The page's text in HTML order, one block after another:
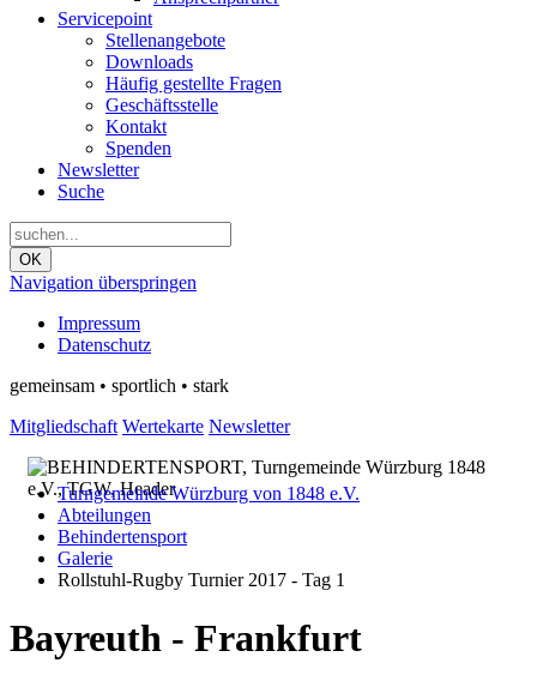
Servicepoint
Stellenangebote
Downloads
Häufig gestellte Fragen
Geschäftsstelle
Kontakt
Spenden
Newsletter
Suche
OK
Navigation überspringen
Impressum
Datenschutz
gemeinsam • sportlich • stark
Mitgliedschaft Wertekarte Newsletter
Turngemeinde Würzburg von 1848 e.V.
Abteilungen
Behindertensport
Galerie
Rollstuhl-Rugby Turnier 2017 - Tag 1
Bayreuth - Frankfurt